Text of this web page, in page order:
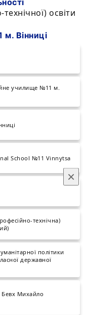
×
освіти
Вінниці
училище №11 м.
School №11 Vinnytsa
технічна)
політики
державної
Бевх Михайло